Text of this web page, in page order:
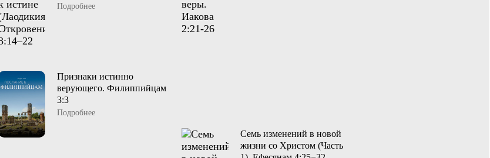
Подробнее
Признаки истинно
верующего. Филиппийцам
3:3
Подробнее
Семь изменений в новой
жизни со Христом (Часть